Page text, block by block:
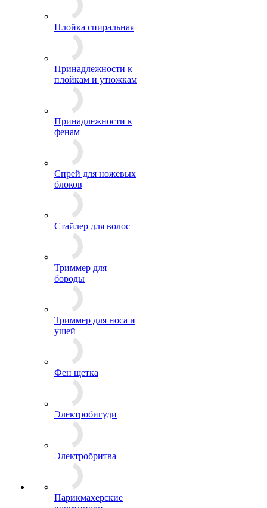
Плойка спиральная
Принадлежности к
плойкам и утюжкам
Принадлежности к
фенам
Спрей для ножевых
блоков
Стайлер для волос
Триммер для
бороды
Триммер для носа и
ушей
Фен щетка
Электробигуди
Электробритва
Парикмахерские